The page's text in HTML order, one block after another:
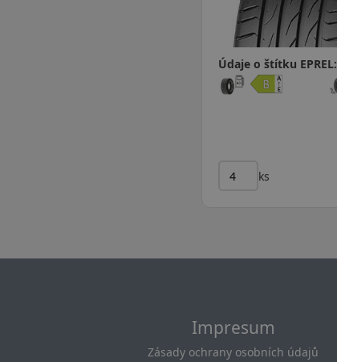
Údaje o štítku EPREL:
ks
Impresum
Zásady ochrany osobních údajů